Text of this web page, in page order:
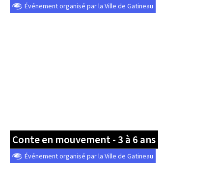
Événement organisé par la Ville de Gatineau
Conte en mouvement - 3 à 6 ans
Événement organisé par la Ville de Gatineau